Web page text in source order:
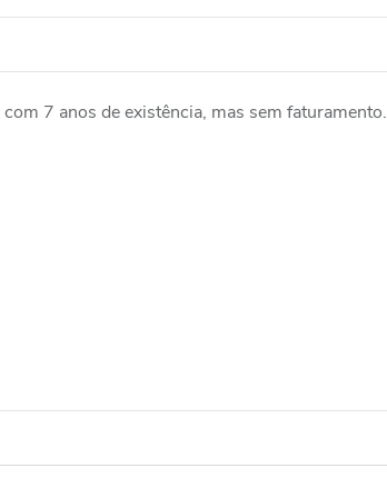
7 anos de existência, mas sem faturamento.